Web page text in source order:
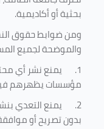
بحثية أو أكاديمية.
ومن ضوابط حقوق
والموضحة لجميع
1.
يمنع نشر أي
مؤسسات يظهرهم
2.
يمنع التعدي
بدون تصريح أو